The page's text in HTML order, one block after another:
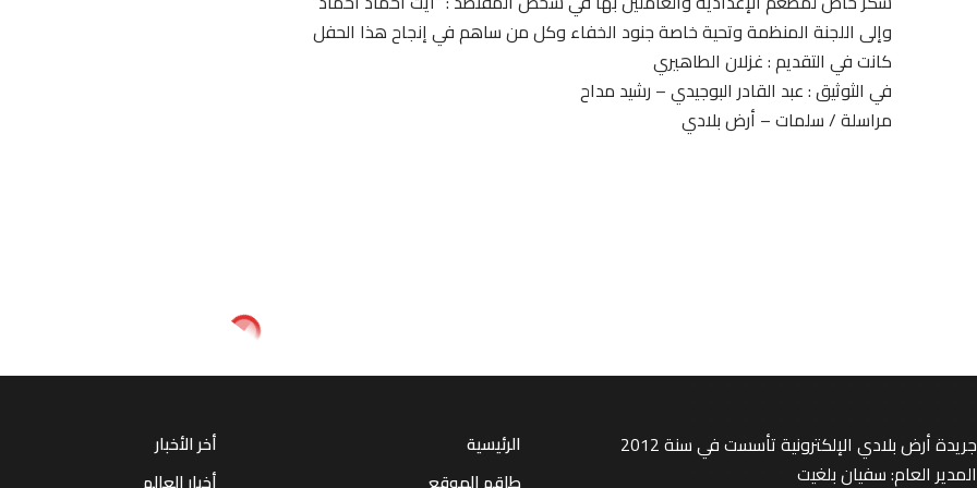
وإلى اللجنة المنظمة وتحية خاصة جنود الخفاء وكل من ساهم في إنجاح هذا الحفل
كانت في التقديم : غزلان الطاهيري
في الثوثيق : عبد القادر البوجيدي – رشيد مداح
مراسلة / سلمات – أرض بلادي
جريدة أرض بلادي الإلكترونية تأسست في سنة 2012
المدير العام: سفيان بلغيت
الرئيسية
أخر الأخبار